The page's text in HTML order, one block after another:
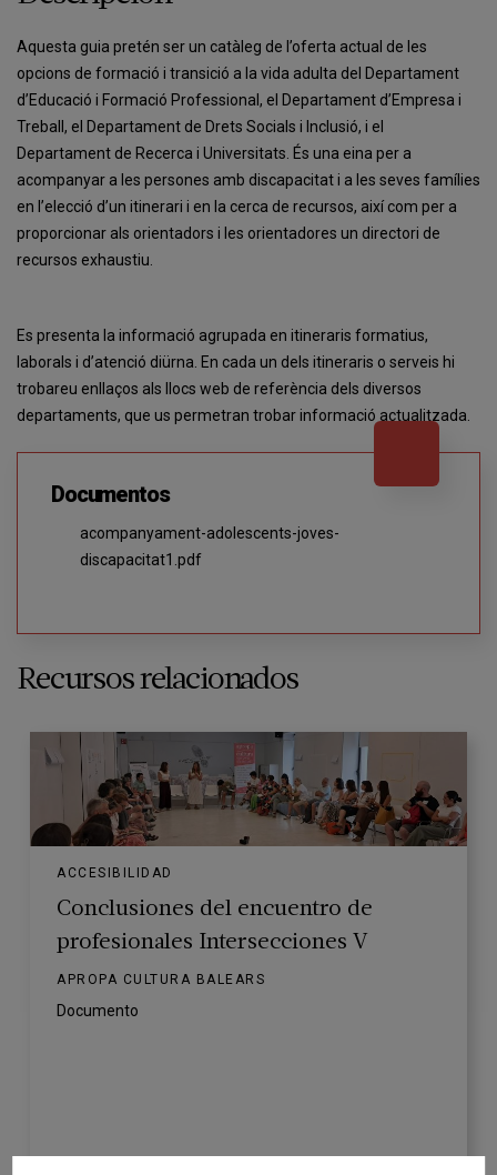
Aquesta guia pretén ser un catàleg de l’oferta actual de les
opcions de formació i transició a la vida adulta del Departament
d’Educació i Formació Professional, el Departament d’Empresa i
Treball, el Departament de Drets Socials i Inclusió, i el
Departament de Recerca i Universitats. És una eina per a
acompanyar a les persones amb discapacitat i a les seves famílies
en l’elecció d’un itinerari i en la cerca de recursos, així com per a
proporcionar als orientadors i les orientadores un directori de
recursos exhaustiu.
Es presenta la informació agrupada en itineraris formatius,
laborals i d’atenció diürna. En cada un dels itineraris o serveis hi
trobareu enllaços als llocs web de referència dels diversos
departaments, que us permetran trobar informació actualitzada.
Documentos
acompanyament-adolescents-joves-
discapacitat1.pdf
Recursos relacionados
ACCESIBILIDAD
Conclusiones del encuentro de
profesionales Intersecciones V
APROPA CULTURA BALEARS
Documento